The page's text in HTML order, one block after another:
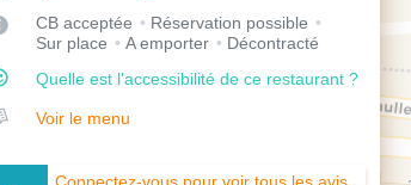
CB acceptée
Réservation possible
Sur place
A emporter
Décontracté
Quelle est l'accessibilité de ce restaurant ?
Voir le menu